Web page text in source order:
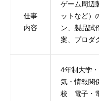
仕事
内容
ゲーム周辺
ットなど）
ン、製品試
案、プロダ
4年制大学
気・情報関
校 電子・